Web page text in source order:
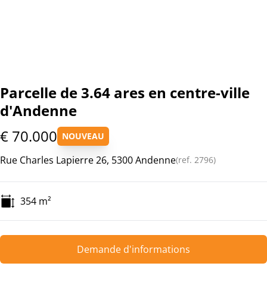
Parcelle de 3.64 ares en centre-ville
d'Andenne
€ 70.000 NOUVEAU
Rue Charles Lapierre 26, 5300 Andenne(ref. 2796)
354 m²
Demande d'informations